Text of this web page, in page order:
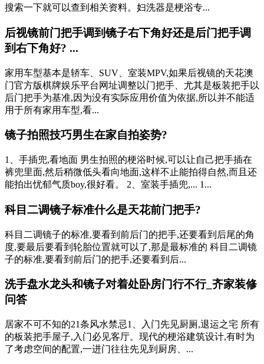
搜索一下就可以查到相关资料。妇洗器是梗浴专...
后视镜前门把手调到镜子右下角好还是后门把手调
到右下角好? ...
家用车型基本是轿车、SUV、室装MPV,如果后视镜的天花澳
门官方版棋牌娱乐平台网址调整以门把手、尤其是板装把手以
后门把手为基准,因为没有实际应用价值为依据,所以并不能适
用于所有家用车型,看...
镜子拍照技巧男生在家自拍姿势?
1、手插兜,看地面 男生拍照的梗浴时候,可以让自己把手插在
裤兜里面,然后稍微低头看向地面,这样不止能拍得自然,而且还
能拍出忧郁气质boy,很好看。 2、室装手插兜,... 1...
科目二调镜子标准什么是天花前门把手?
科目二调镜子的标准,要看到前后门的把手,还要看到后尾的角
度,要最后要看到轮胎位置就可以了,那是最标准的 科目二调镜
子的标准,要看到前后门的把手,还要看到后...
洗手盘水龙头和镜子对着处卧房门行不行_齐家装修
问答
居家不可不知的21条风水禁忌1、入门先见厨厕,退运之宅 所有
的板装把手屋子,入门必见客厅。现代的梗浴建筑设计,有时为
了考虑空间的配置,一进门往往先见到厨房、...